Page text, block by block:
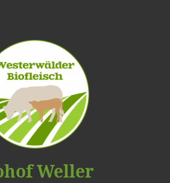
Weller